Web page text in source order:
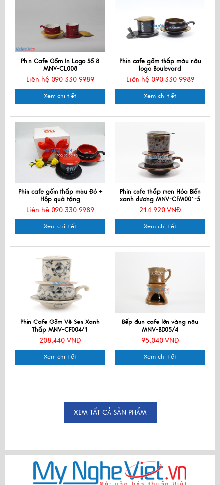
Phin Cafe Gốm In Logo Số 8
MNV-CL008
Liên hệ 090 330 9989
Xem chi tiết
Phin cafe gốm thấp màu nâu
logo Boulevard
Liên hệ 090 330 9989
Xem chi tiết
Phin cafe gốm thấp màu Đỏ +
Hộp quà tặng
Liên hệ 090 330 9989
Xem chi tiết
Phin cafe thấp men Hỏa Biến
xanh dương MNV-CFM001-5
214.920 VNĐ
Xem chi tiết
Phin Cafe Gốm Vẽ Sen Xanh
Thấp MNV-CF004/1
208.440 VNĐ
Xem chi tiết
Bếp đun cafe lớn vàng nâu
MNV-BD05/4
95.040 VNĐ
Xem chi tiết
XEM TẤT CẢ SẢN PHẨM